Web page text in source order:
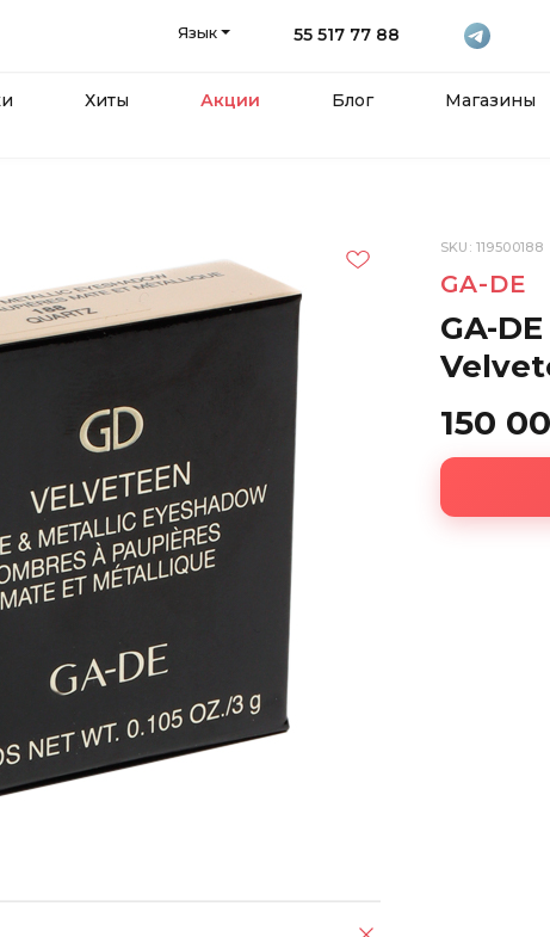
Язык 55 517 77 88
Хиты Акции Блог Магазины
SKU: 119500188
GA-DE
GA-
150